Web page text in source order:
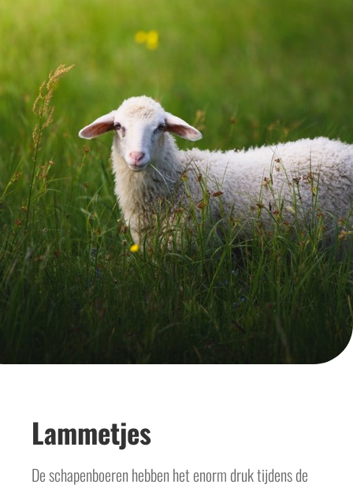
Lammetjes
De schapenboeren hebben het enorm druk tijdens de